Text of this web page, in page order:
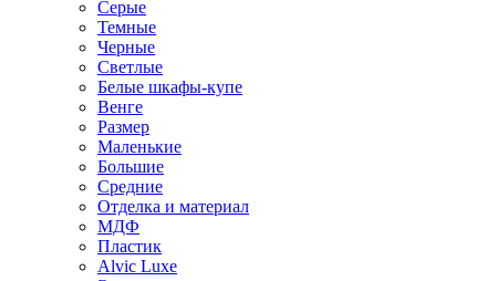
Серые
Темные
Черные
Светлые
Белые шкафы-купе
Венге
Размер
Маленькие
Большие
Средние
Отделка и материал
МДФ
Пластик
Alvic Luxe